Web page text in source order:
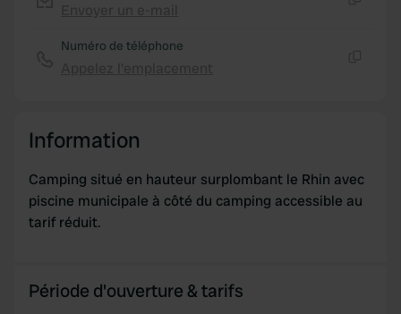
Numéro de téléphone
Information
Camping situé en hauteur surplombant le Rhin avec
piscine municipale à côté du camping accessible au
tarif réduit.
Période d'ouverture & tarifs